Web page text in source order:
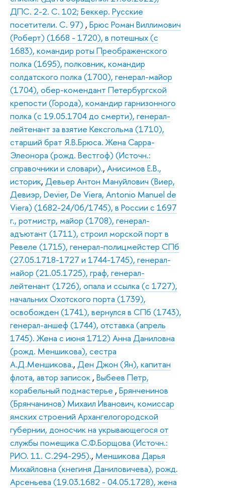
ДПС. 2-2. С. 102; Беккер. Русские
посетители. С. 97) , Брюс Роман Виллимович
(Роберт) (1668 - 1720), в потешных (с
1683), командир роты Преображенского
полка (1695), полковник, командир
солдатского полка (1700), генерал-майор
(1704), обер-комендант Петербургской
крепости (Города), командир гарнизонного
полка (с 19.05.1704 до смерти), генерал-
лейтенант за взятие Кексгольма (1710),
старший брат Я.В.Брюса. Жена Сарра-
Элеонора (рожд. Вестгоф) (Источн.:
справочники и словари)., Анисимов Е.В.,
историк, Девьер Антон Мануйлович (Виер,
Девиэр, Devier, De Viera, Antonio Manuel de
Viera) (1682-24/06/1745), в России с 1697
г., ротмистр, майор (1708), генерал-
адъютант (1711), строил морской порт в
Ревеле (1715), генерал-полицмейстер СПб
(27.05.1718-1727 и 1744-1745), генерал-
майор (21.05.1725), граф, генерал-
лейтенант (1726), опала и ссылка (с 1727),
начальних Охотского порта (1739),
освобожден (1741), вернулся в СПб (1743),
генерал-аншеф (1744), отставка (апрель
1745). Жена с июня 1712) Анна Даниловна
(рожд. Меншикова), сестра
А.Д.Меншикова., Ден Джон (Ян), капитан
флота, автор записок , Выбеев Петр,
корабельный подмастерье , Брянченинов
(Брянчанинов) Михаил Иванович, комиссар
ямских строений Архангелогородской
губернии, доносчик на укрывающегося от
службы помещика С.Ф.Борщова (Источн.:
РИО. 11. С.294-295)., Меншикова Дарья
Михайловна (кнегиня Даниловичева), рожд.
Арсеньева (19.03.1682 - 04.05.1728), жена